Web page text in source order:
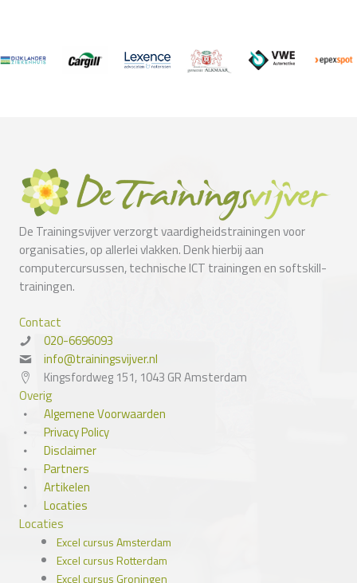
De Trainingsvijver verzorgt vaardigheidstrainingen voor
organisaties, op allerlei vlakken. Denk hierbij aan
computercursussen, technische ICT trainingen en softskill-
trainingen.
Contact
020-6696093
info@trainingsvijver.nl
Kingsfordweg 151, 1043 GR Amsterdam
Overig
Algemene Voorwaarden
Privacy Policy
Disclaimer
Partners
Artikelen
Locaties
Locaties
Excel cursus Amsterdam
Excel cursus Rotterdam
Excel cursus Groningen